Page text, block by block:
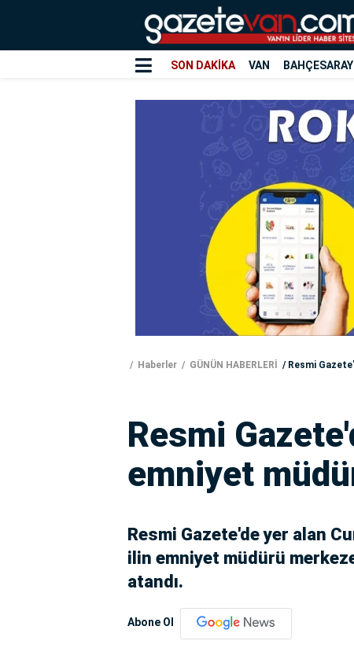
SON DAKİKA VAN BAHÇESARAY
Haberler GÜNÜN HABERLERİ Resmi
Resmi
emniyet
Resmi Gazete'de yer alan
ilin emniyet müdürü
atandı.
Abone Ol